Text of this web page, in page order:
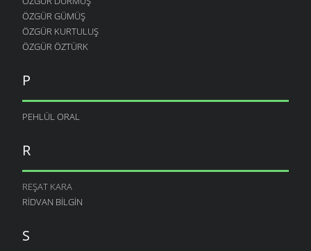
ÖZGÜR GÜMÜŞ
ÖZGÜR KURTULUŞ
ÖZGÜR ÖZTÜRK
P
PEHLÜL ORAL
R
REŞAT KARA
RIDVAN BILGIN
S